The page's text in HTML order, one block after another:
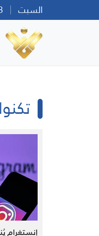
السبت
إنستغرام